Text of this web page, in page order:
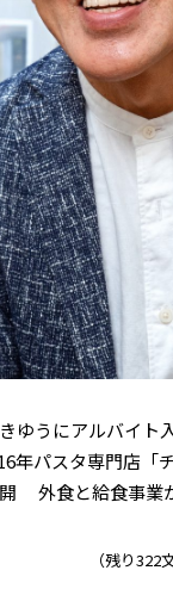
ゆうにアルバイ
年パスタ専門店
外食と給食事業
（残り322